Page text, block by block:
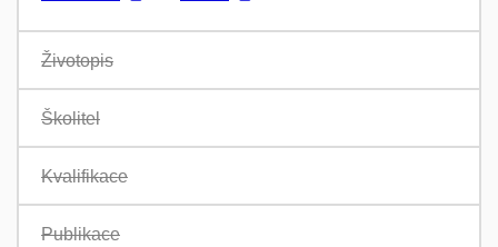
Životopis
Školitel
Kvalifikace
Publikace